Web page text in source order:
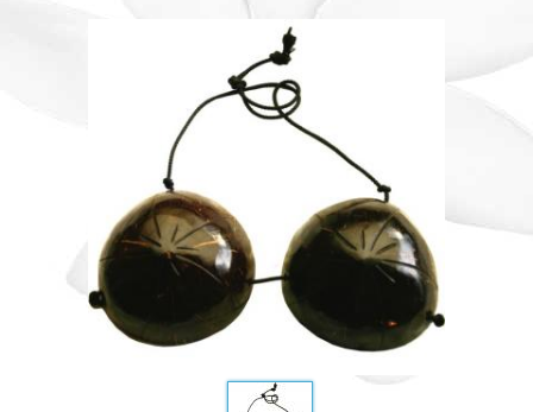
Calendriers et agenda (6)
Danse tahitienne (29)
Décoration (22)
Sacs, Bijoux et Accessoires (33)
Textile (27)